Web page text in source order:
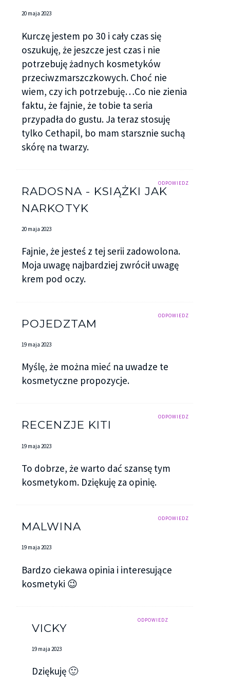
20 maja 2023
Kurczę jestem po 30 i cały czas się
oszukuję, że jeszcze jest czas i nie
potrzebuję żadnych kosmetyków
przeciwzmarszczkowych. Choć nie
wiem, czy ich potrzebuję…Co nie zienia
faktu, że fajnie, że tobie ta seria
przypadła do gustu. Ja teraz stosuję
tylko Cethapil, bo mam starsznie suchą
skórę na twarzy.
ODPOWIEDZ
RADOSNA - KSIĄŻKI JAK
NARKOTYK
20 maja 2023
Fajnie, że jesteś z tej serii zadowolona.
Moja uwagę najbardziej zwrócił uwagę
krem pod oczy.
ODPOWIEDZ
POJEDZTAM
19 maja 2023
Myślę, że można mieć na uwadze te
kosmetyczne propozycje.
ODPOWIEDZ
RECENZJE KITI
19 maja 2023
To dobrze, że warto dać szansę tym
kosmetykom. Dziękuję za opinię.
ODPOWIEDZ
MALWINA
19 maja 2023
Bardzo ciekawa opinia i interesujące
kosmetyki 😉
ODPOWIEDZ
VICKY
19 maja 2023
Dziękuję 🙂